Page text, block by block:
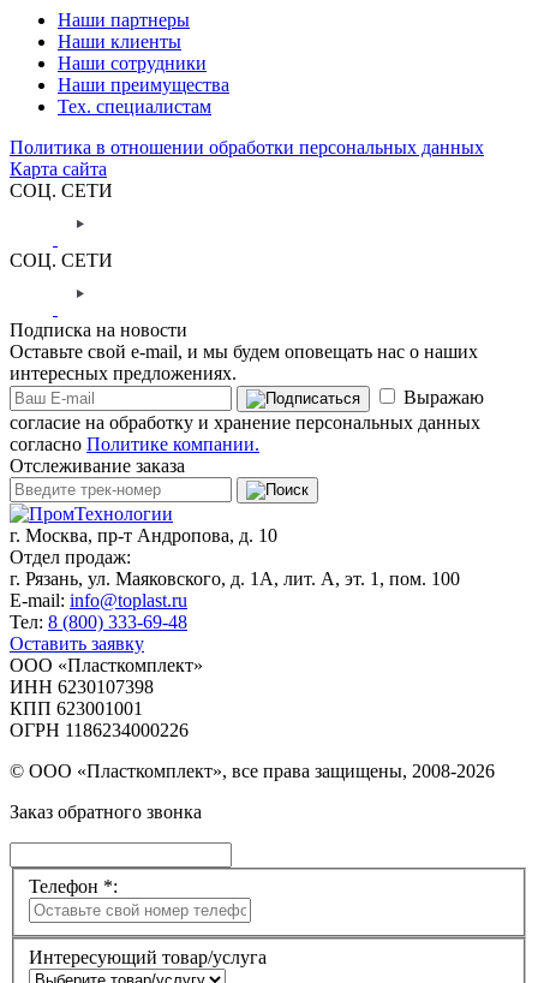
Наши партнеры
Наши клиенты
Наши сотрудники
Наши преимущества
Тех. специалистам
Политика в отношении обработки персональных данных
Карта сайта
СОЦ. СЕТИ
СОЦ. СЕТИ
Подписка на новости
Оставьте свой e-mail, и мы будем оповещать нас о наших
интересных предложениях.
Выражаю
согласие на обработку и хранение персональных данных
согласно Политике компании.
Отслеживание заказа
г. Москва, пр-т Андропова, д. 10
Отдел продаж:
г. Рязань, ул. Маяковского, д. 1А, лит. А, эт. 1, пом. 100
E-mail: info@toplast.ru
Тел: 8 (800) 333-69-48
Оставить заявку
ООО «Пласткомплект»
ИНН 6230107398
КПП 623001001
ОГРН 1186234000226
© ООО «Пласткомплект», все права защищены, 2008-2026
Заказ обратного звонка
Телефон *:
Интересующий товар/услуга